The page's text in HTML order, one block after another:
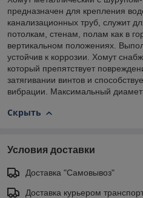
предназначен для крепления
канализационных труб, служит
потолкам, стенам, полам как в
вертикальном положениях.
устойчив к коррозии. Хомут
который препятствует
затягивании винтов и
вибрации. Максимальный
Скрыть
Условия доставки
Доставка "Самовывоз"
Доставка курьером